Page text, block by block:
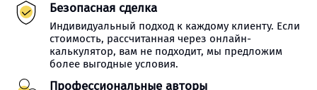
Безопасная сделка
Индивидуальный подход к каждому клиенту. Если
стоимость, рассчитанная через онлайн-
калькулятор, вам не подходит, мы предложим
более выгодные условия.
Профессиональные авторы